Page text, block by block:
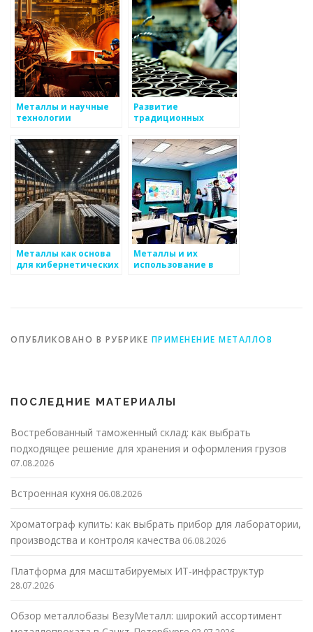
металлов
Металлы и научные
технологии
Развитие
традиционных
металлургии
Металлы как основа
для кибернетических
Металлы и их
использование в
ОПУБЛИКОВАНО В РУБРИКЕ ПРИМЕНЕНИЕ МЕТАЛЛОВ
ПОСЛЕДНИЕ МАТЕРИАЛЫ
Востребованный таможенный склад: как выбрать
подходящее решение для хранения и оформления грузов
07.08.2026
Встроенная кухня 06.08.2026
Хроматограф купить: как выбрать прибор для лаборатории,
производства и контроля качества 06.08.2026
Платформа для масштабируемых ИТ-инфраструктур
28.07.2026
Обзор металлобазы ВезуМеталл: широкий ассортимент